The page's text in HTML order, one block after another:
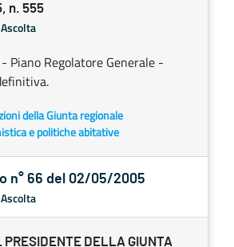
n. 555
Ascolta
Piano Regolatore Generale -
della Giunta regionale
e politiche abitative
n° 66 del 02/05/2005
Ascolta
PRESIDENTE DELLA GIUNTA